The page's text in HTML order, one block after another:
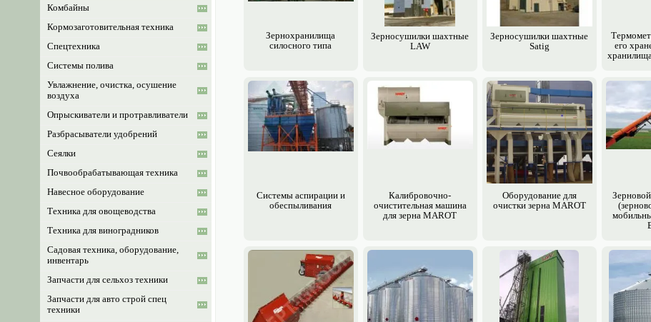
Комбайны
Кормозаготовительная техника
Спецтехника
Системы полива
Увлажнение, очистка, осушение
воздуха
Опрыскиватели и протравливатели
Разбрасыватели удобрений
Сеялки
Почвообрабатывающая техника
Навесное оборудование
Техника для овощеводства
Техника для виноградников
Садовая техника, оборудование,
инвентарь
Запчасти для сельхоз техники
Запчасти для авто строй спец
техники
Зерно­хранилища
силосного типа
Зерно­сушилки шахтные
LAW
Зерно­сушилки шахтные
Satig
его
Системы аспирации и
обеспыливания
Калибровочно-
очистительная машина
для зерна MAROT
Обору­дование для
очистки зерна MAROT